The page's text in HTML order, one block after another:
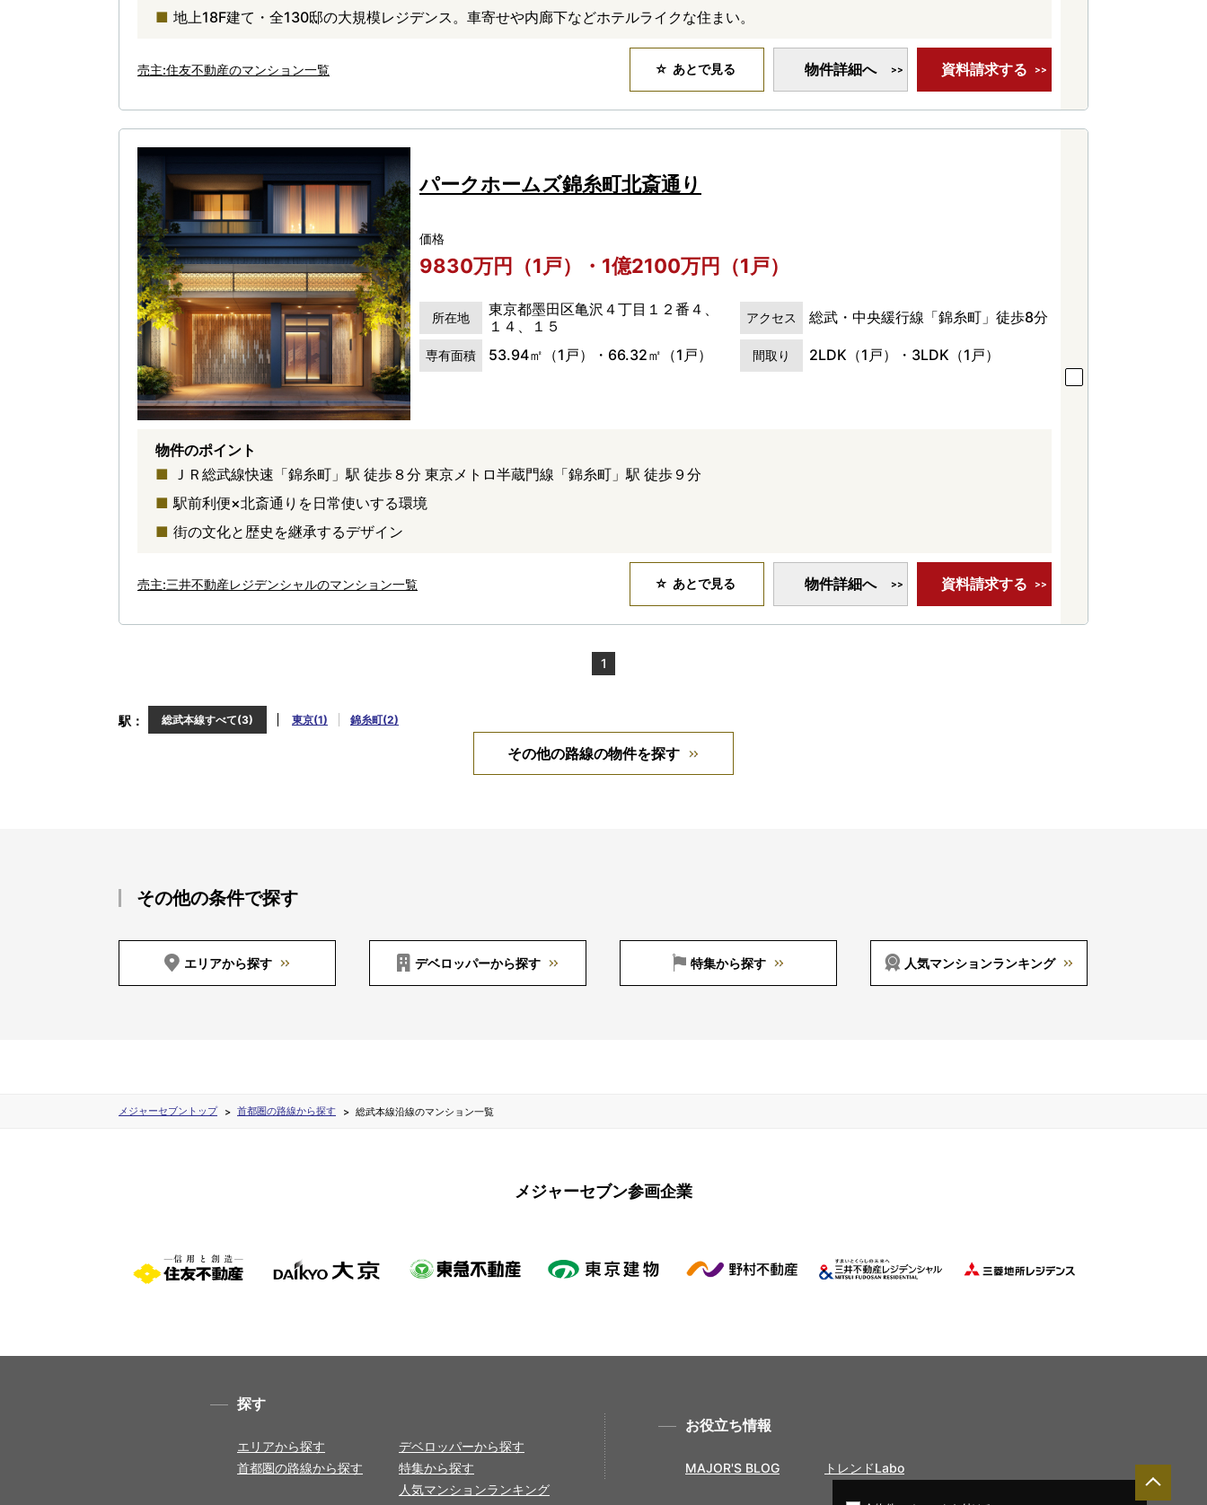
地上18F建て・全130邸の大規模レジデンス。車寄せや内廊下などホテルライクな住まい。
売主:住友不動産のマンション一覧 あとで見る 物件詳細へ 資料請求する
パークホームズ錦糸町北斎通り
価格
9830万円（1戸）・1億2100万円（1戸）
所在地
東京都墨田区亀沢４丁目１２番４、
１４、１５
アクセス 総武・中央緩行線「錦糸町」徒歩8分
専有面積 53.94㎡（1戸）・66.32㎡（1戸） 間取り 2LDK（1戸）・3LDK（1戸）
物件のポイント
ＪＲ総武線快速「錦糸町」駅 徒歩８分 東京メトロ半蔵門線「錦糸町」駅 徒歩９分
駅前利便×北斎通りを日常使いする環境
街の文化と歴史を継承するデザイン
売主:三井不動産レジデンシャルのマンション一覧 あとで見る 物件詳細へ 資料請求する
1
駅 総武本線すべて(3) 東京(1) 錦糸町(2)
その他の路線の物件を探す
その他の条件で探す
エリアから探す デベロッパーから探す 特集から探す 人気マンションランキング
メジャーセブントップ 首都圏の路線から探す 総武本線沿線のマンション一覧
メジャーセブン参画企業
探す
エリアから探す
首都圏の路線から探す
デベロッパーから探す
特集から探す
人気マンションランキング
お役立ち情報
MAJOR'S BLOG トレンドLabo